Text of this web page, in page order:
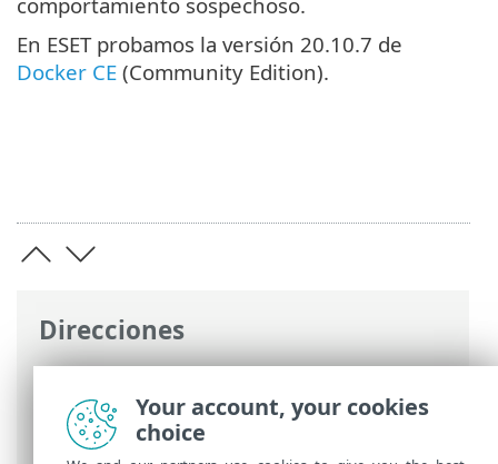
Direcciones
Ayuda en línea de ESET>ESET Server
Security for Linux>Seguridad de
contenedor
En ESET probamos la versión 20.10.7 de
Docker CE (Community Edition).
Your account, your cookies
choice